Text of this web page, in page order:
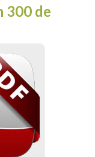
300 de